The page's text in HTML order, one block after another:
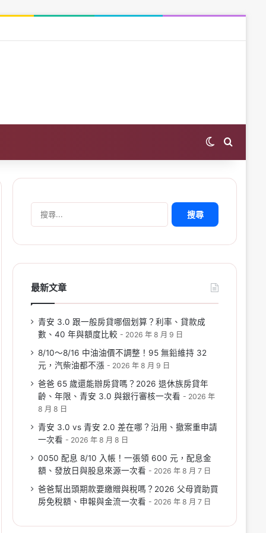
Switch skin
搜
鍵
最新文章
青安 3.0 跟一般房貸哪個划算？利率、貸款成
數、40 年與額度比較
2026 年 8 月 9 日
8/10～8/16 中油油價不調整！95 無鉛維持 32
元，汽柴油都不漲
2026 年 8 月 9 日
爸爸 65 歲還能辦房貸嗎？2026 退休族房貸年
齡、年限、青安 3.0 與銀行審核一次看
2026 年
8 月 8 日
青安 3.0 vs 青安 2.0 差在哪？沿用、撤案重申請
一次看
2026 年 8 月 8 日
0050 配息 8/10 入帳！一張領 600 元，配息金
額、發放日與股息來源一次看
2026 年 8 月 7 日
爸爸幫出頭期款要繳贈與稅嗎？2026 父母資助買
房免稅額、申報與金流一次看
2026 年 8 月 7 日